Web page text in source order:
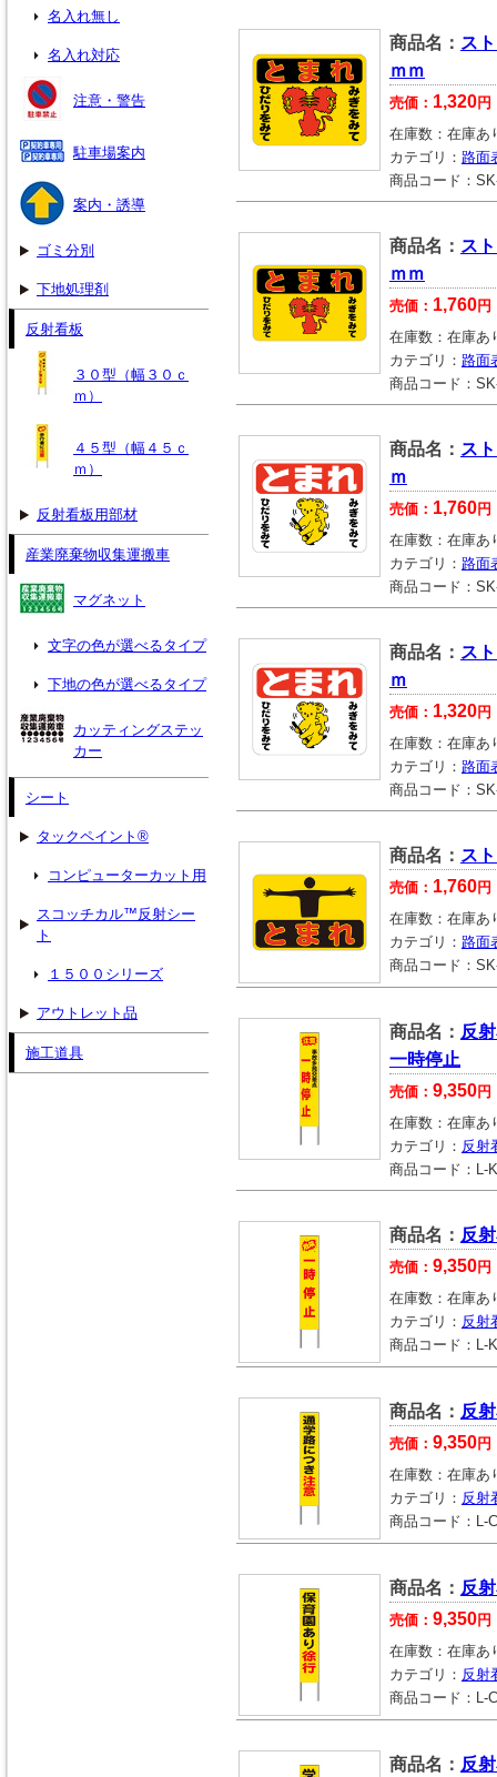
商品名： ス
ｍｍ
売価： 1,320円
在庫数： 在庫あ
カテゴリ： 路面
商品コード：
商品名： ス
ｍｍ
売価： 1,760円
在庫数： 在庫あ
カテゴリ： 路面
商品コード：
商品名： ス
ｍ
売価： 1,760円
在庫数： 在庫あ
カテゴリ： 路面
商品コード：
商品名： ス
ｍ
売価： 1,320円
在庫数： 在庫あ
カテゴリ： 路面
商品コード：
商品名： ス
売価： 1,760円
在庫数： 在庫あ
カテゴリ： 路面
商品コード：
商品名： 反
一時停止
売価： 9,350円
在庫数： 在庫あ
カテゴリ： 反射
商品コード： L-
商品名： 反
売価： 9,350円
在庫数： 在庫あ
カテゴリ： 反射
商品コード： L-
商品名： 反
売価： 9,350円
在庫数： 在庫あ
カテゴリ： 反射
商品コード： L-
商品名： 反
売価： 9,350円
在庫数： 在庫あ
カテゴリ： 反射
商品コード： L-
商品名： 反
名入れ無し
名入れ対応
注意・警告
駐車場案内
案内・誘導
ゴミ分別
下地処理剤
反射看板
３０型（幅３０ｃ
ｍ）
４５型（幅４５ｃ
ｍ）
反射看板用部材
産業廃棄物収集運搬車
マグネット
文字の色が選べるタイプ
下地の色が選べるタイプ
カッティングステッ
カー
シート
タックペイント®
コンピューターカット用
スコッチカル™反射シー
ト
１５００シリーズ
アウトレット品
施工道具